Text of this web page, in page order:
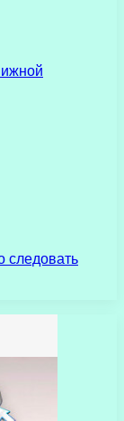
следовать